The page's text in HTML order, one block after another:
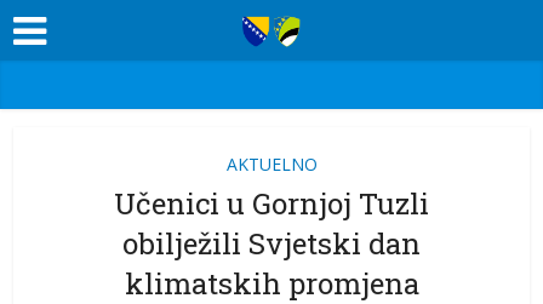
AKTUELNO
Učenici u Gornjoj Tuzli
obilježili Svjetski dan
klimatskih promjena